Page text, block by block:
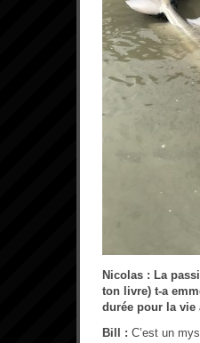
Nicolas : La
ton livre) t-a
durée pour la vie
Bill : C’est un